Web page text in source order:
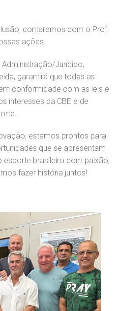
contaremos com o Prof.
ações.
Jurídico,
garantirá que todas as
conformidade com as leis e
interesses da CBE e de
estamos prontos para
que se apresentam
esporte brasileiro com paixão,
fazer história juntos!